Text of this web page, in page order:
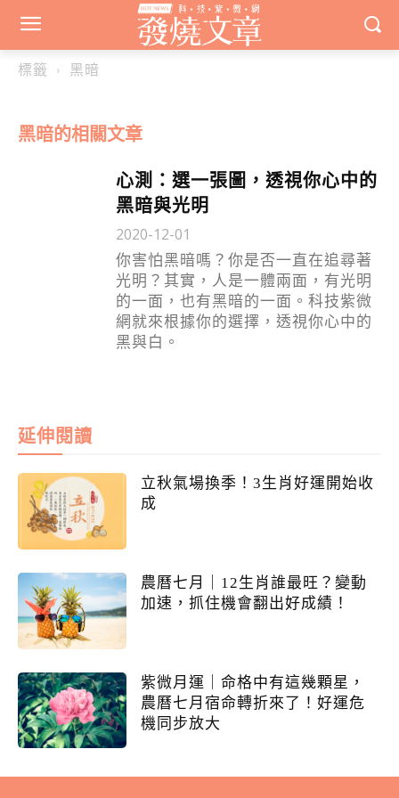
標籤 黑暗
黑暗的相關文章
心測：選一張圖，透視你心中的
黑暗與光明
2020-12-01
你害怕黑暗嗎？你是否一直在追尋著
光明？其實，人是一體兩面，有光明
的一面，也有黑暗的一面。科技紫微
網就來根據你的選擇，透視你心中的
黑與白。
延伸閱讀
立秋氣場換季！3生肖好運開始收
成
農曆七月｜12生肖誰最旺？變動
加速，抓住機會翻出好成績！
紫微月運｜命格中有這幾顆星，
農曆七月宿命轉折來了！好運危
機同步放大